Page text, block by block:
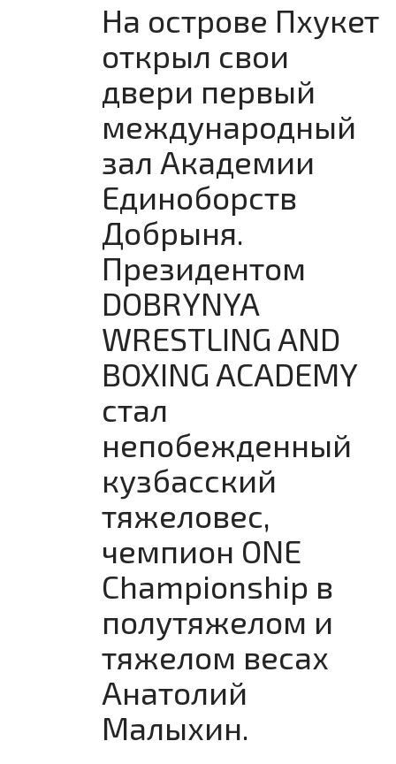
На острове Пхукет
открыл свои
двери первый
международный
зал Академии
Единоборств
Добрыня.
Президентом
DOBRYNYA
WRESTLING AND
BOXING ACADEMY
стал
непобежденный
кузбасский
тяжеловес,
чемпион ONE
Championship в
полутяжелом и
тяжелом весах
Анатолий
Малыхин.